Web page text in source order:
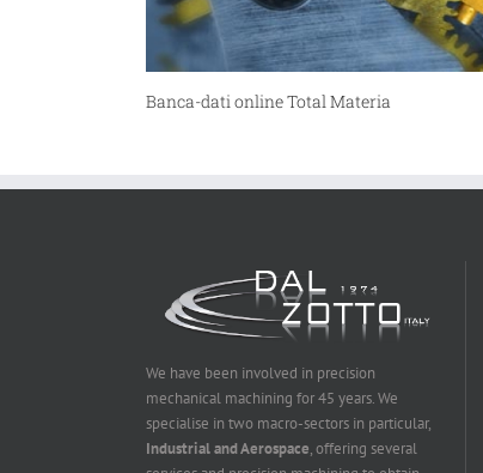
Incontro con il Cluster IR4I
We have been involved in precision
mechanical machining for 45 years. We
specialise in two macro-sectors in particular,
Industrial and Aerospace, offering several